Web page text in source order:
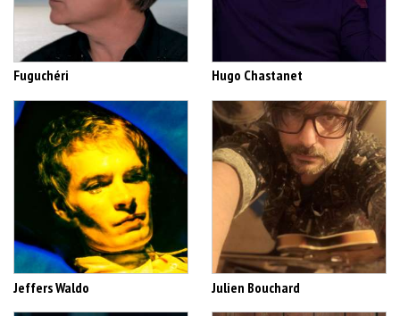
Fuguchéri Hugo Chastanet
Jeffers Waldo Julien Bouchard